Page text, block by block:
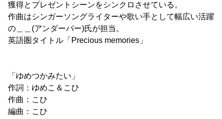
獲得とプレゼントシーンをシンクロさせている。
作曲はシンガーソングライターや歌い手として幅広い活躍
の＿＿(アンダーバー)氏が担当。
英語圏タイトル「Precious memories」
「ゆめつかみたい」
作詞：ゆめこ＆こひ
作曲：こひ
編曲：こひ